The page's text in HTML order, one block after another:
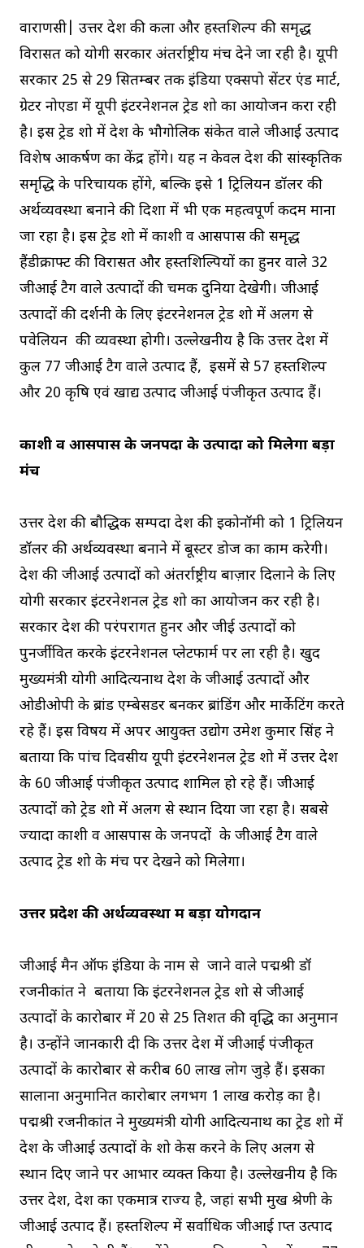
वाराणसी| उत्तर प्रदेश की कला और हस्तशिल्प की समृद्ध
विरासत को योगी सरकार अंतर्राष्ट्रीय मंच देने जा रही है। यूपी
सरकार 25 से 29 सितम्बर तक इंडिया एक्सपो सेंटर एंड मार्ट,
ग्रेटर नोएडा में यूपी इंटरनेशनल ट्रेड शो का आयोजन करा रही
है। इस ट्रेड शो में प्रदेश के भौगोलिक संकेत वाले जीआई उत्पाद
विशेष आकर्षण का केंद्र होंगे। यह न केवल प्रदेश की सांस्कृतिक
समृद्धि के परिचायक होंगे, बल्कि इसे 1 ट्रिलियन डॉलर की
अर्थव्यवस्था बनाने की दिशा में भी एक महत्वपूर्ण कदम माना
जा रहा है। इस ट्रेड शो में काशी व आसपास की समृद्ध
हैंडीक्राफ्ट की विरासत और हस्तशिल्पियों का हुनर वाले 32
जीआई टैग वाले उत्पादों की चमक दुनिया देखेगी। जीआई
उत्पादों की प्रदर्शनी के लिए इंटरनेशनल ट्रेड शो में अलग से
पवेलियन की व्यवस्था होगी। उल्लेखनीय है कि उत्तर प्रदेश में
कुल 77 जीआई टैग वाले उत्पाद हैं, इसमें से 57 हस्तशिल्प
और 20 कृषि एवं खाद्य उत्पाद जीआई पंजीकृत उत्पाद हैं।
काशी व आसपास के जनपदों के उत्पादों को मिलेगा बड़ा
मंच
उत्तर प्रदेश की बौद्धिक सम्पदा प्रदेश की इकोनॉमी को 1 ट्रिलियन
डॉलर की अर्थव्यवस्था बनाने में बूस्टर डोज का काम करेगी।
प्रदेश की जीआई उत्पादों को अंतर्राष्ट्रीय बाज़ार दिलाने के लिए
योगी सरकार इंटरनेशनल ट्रेड शो का आयोजन कर रही है।
सरकार देश की परंपरागत हुनर और जीई उत्पादों को
पुनर्जीवित करके इंटरनेशनल प्लेटफार्म पर ला रही है। खुद
मुख्यमंत्री योगी आदित्यनाथ प्रदेश के जीआई उत्पादों और
ओडीओपी के ब्रांड एम्बेसडर बनकर ब्रांडिंग और मार्केटिंग करते
रहे हैं। इस विषय में अपर आयुक्त उद्योग उमेश कुमार सिंह ने
बताया कि पांच दिवसीय यूपी इंटरनेशनल ट्रेड शो में उत्तर प्रदेश
के 60 जीआई पंजीकृत उत्पाद शामिल हो रहे हैं। जीआई
उत्पादों को ट्रेड शो में अलग से स्थान दिया जा रहा है। सबसे
ज्यादा काशी व आसपास के जनपदों के जीआई टैग वाले
उत्पाद ट्रेड शो के मंच पर देखने को मिलेगा।
उत्तर प्रदेश की अर्थव्यवस्था में बड़ा योगदान
जीआई मैन ऑफ इंडिया के नाम से जाने वाले पद्मश्री डॉ
रजनीकांत ने बताया कि इंटरनेशनल ट्रेड शो से जीआई
उत्पादों के कारोबार में 20 से 25 प्रतिशत की वृद्धि का अनुमान
है। उन्होंने जानकारी दी कि उत्तर प्रदेश में जीआई पंजीकृत
उत्पादों के कारोबार से करीब 60 लाख लोग जुड़े हैं। इसका
सालाना अनुमानित कारोबार लगभग 1 लाख करोड़ का है।
पद्मश्री रजनीकांत ने मुख्यमंत्री योगी आदित्यनाथ का ट्रेड शो में
प्रदेश के जीआई उत्पादों के शो केस करने के लिए अलग से
स्थान दिए जाने पर आभार व्यक्त किया है। उल्लेखनीय है कि
उत्तर प्रदेश, देश का एकमात्र राज्य है, जहां सभी प्रमुख श्रेणी के
जीआई उत्पाद हैं। हस्तशिल्प में सर्वाधिक जीआई प्राप्त उत्पाद